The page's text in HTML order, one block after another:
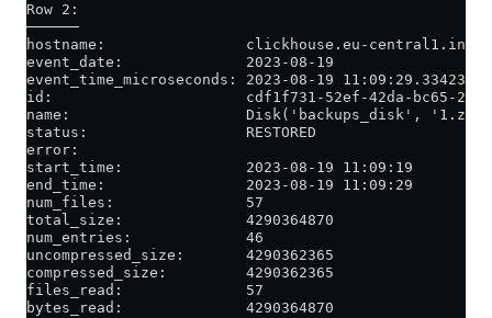
Row 2:
──────
hostname:                clickhouse.eu-
event_date:              2023-08-19
event_time_microseconds: 2023-08-19 11:09:29.334234
id:                      cdf1f731-52ef-42da-bc65-
name:                    Disk('backups_disk',
status:                  RESTORED
error:
start_time:              2023-08-19 11:09:19
end_time:                2023-08-19 11:09:29
num_files:               57
total_size:              4290364870
num_entries:             46
uncompressed_size:       4290362365
compressed_size:         4290362365
files_read:              57
bytes_read:              4290364870